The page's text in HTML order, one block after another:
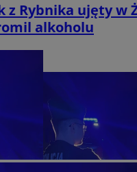
z Rybnika ujęty w
alkoholu